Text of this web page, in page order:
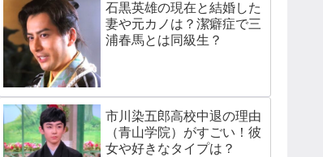
石黒英雄の現在と結婚した
妻や元カノは？潔癖症で三
浦春馬とは同級生？
市川染五郎高校中退の理由
（青山学院）がすごい！彼
女や好きなタイプは？